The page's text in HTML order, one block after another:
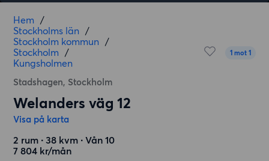
Hem /
Stockholms län /
Stockholm kommun /
Stockholm /
Kungsholmen
Stadshagen, Stockholm
1 mot 1
Welanders väg 12
Visa på karta
2 rum ∙ 38 kvm ∙ Vån 10
7 804 kr/mån